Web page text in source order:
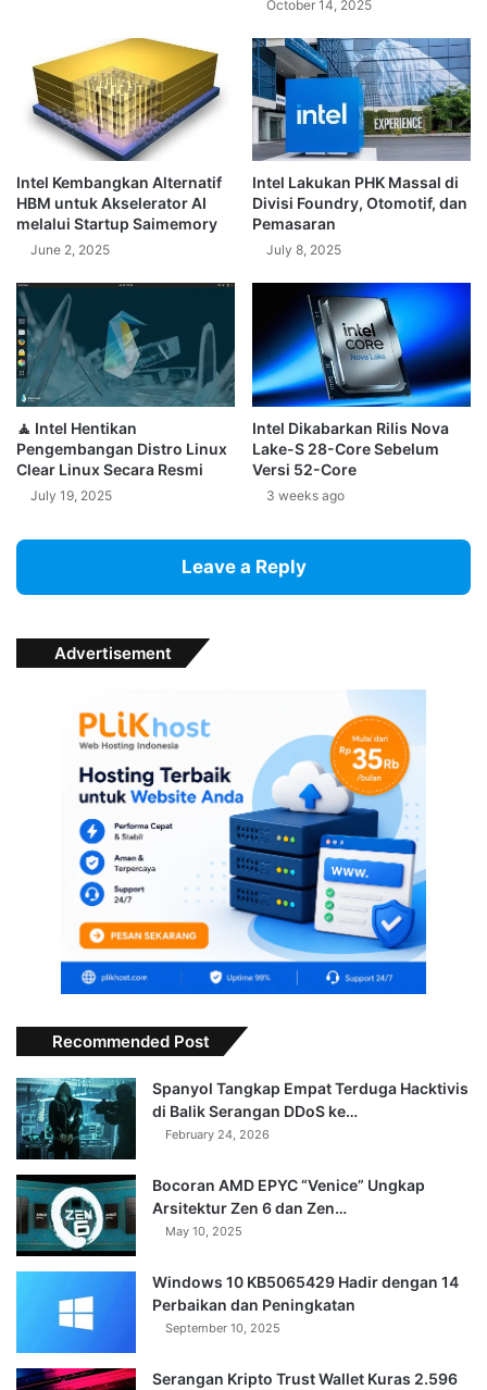
October 14, 2025
Intel Kembangkan Alternatif
HBM untuk Akselerator AI
melalui Startup Saimemory
June 2, 2025
Intel Lakukan PHK Massal di
Divisi Foundry, Otomotif, dan
Pemasaran
July 8, 2025
🧘 Intel Hentikan
Pengembangan Distro Linux
Clear Linux Secara Resmi
July 19, 2025
Intel Dikabarkan Rilis Nova
Lake-S 28-Core Sebelum
Versi 52-Core
3 weeks ago
Leave a Reply
Advertisement
Recommended Post
Spanyol Tangkap Empat Terduga Hacktivis
di Balik Serangan DDoS ke…
February 24, 2026
Bocoran AMD EPYC “Venice” Ungkap
Arsitektur Zen 6 dan Zen…
May 10, 2025
Windows 10 KB5065429 Hadir dengan 14
Perbaikan dan Peningkatan
September 10, 2025
Serangan Kripto Trust Wallet Kuras 2.596